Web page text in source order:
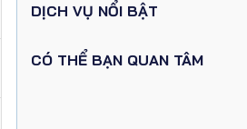
DỊCH VỤ NỔI BẬT
CÓ THỂ BẠN QUAN TÂM